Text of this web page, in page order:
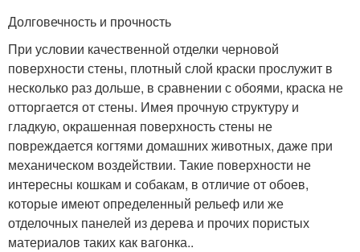
Долговечность и прочность
При условии качественной отделки черновой
поверхности стены, плотный слой краски прослужит в
несколько раз дольше, в сравнении с обоями, краска не
отторгается от стены. Имея прочную структуру и
гладкую, окрашенная поверхность стены не
повреждается когтями домашних животных, даже при
механическом воздействии. Такие поверхности не
интересны кошкам и собакам, в отличие от обоев,
которые имеют определенный рельеф или же
отделочных панелей из дерева и прочих пористых
материалов таких как вагонка..